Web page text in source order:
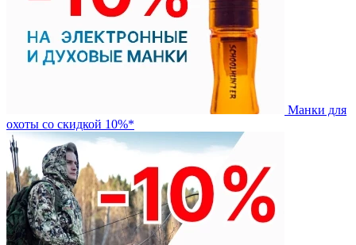
Манки для
охоты со скидкой 10%*